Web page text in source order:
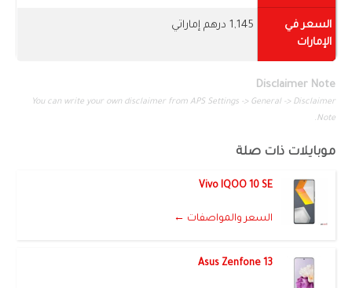
السعر في
الإمارات
1,145 درهم إماراتي
Disclaimer Note
You can write your own disclaimer from APS Settings -> General -> Disclaimer
Note.
موبايلات ذات صلة
Vivo IQOO 10 SE
السعر والمواصفات ←
Asus Zenfone 13